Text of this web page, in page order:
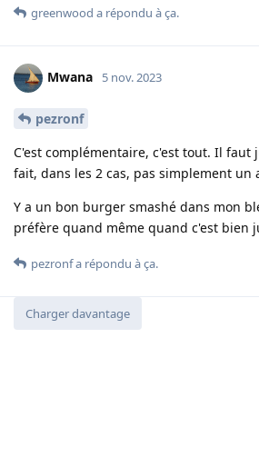
greenwood a répondu à ça.
Mwana 5 nov. 2023
pezronf
C'est complémentaire, c'est tout. Il faut
fait, dans les 2 cas, pas simplement un
Y a un bon burger smashé dans mon
préfère quand même quand c'est bien
pezronfa répondu à ça.
Charger davantage